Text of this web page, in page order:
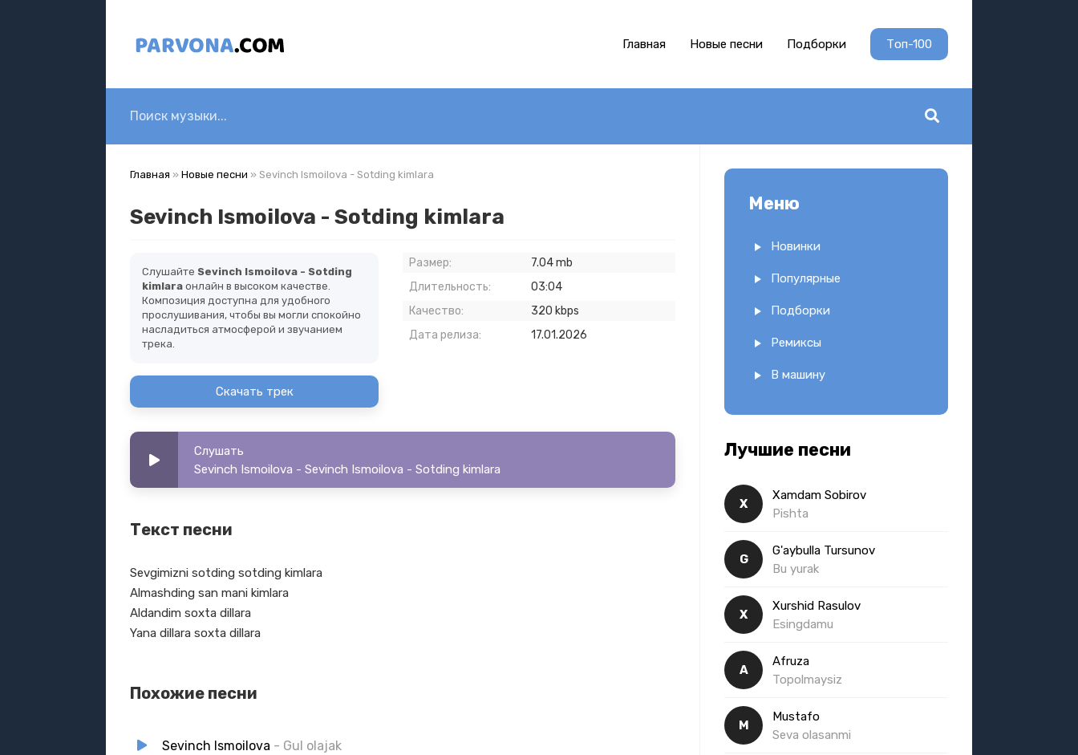
Главная Новые песни Подборки Топ-100
Главная » Новые песни » Sevinch Ismoilova - Sotding kimlara
Sevinch Ismoilova - Sotding kimlara
Слушайте Sevinch Ismoilova - Sotding
kimlara онлайн в высоком качестве.
Композиция доступна для удобного
прослушивания, чтобы вы могли спокойно
насладиться атмосферой и звучанием
трека.
Скачать трек
Размер:
7.04 mb
Длительность:
03:04
Качество:
320 kbps
Дата релиза:
17.01.2026
Слушать
Sevinch Ismoilova - Sevinch Ismoilova - Sotding kimlara
Текст песни
Sevgimizni sotding sotding kimlara
Almashding san mani kimlara
Aldandim soxta dillara
Yana dillara soxta dillara
Похожие песни
Sevinch Ismoilova - Gul olajak
Меню
Новинки
Популярные
Подборки
Ремиксы
В машину
Лучшие песни
X
Xamdam Sobirov
Pishta
G
G'aybulla Tursunov
Bu yurak
X
Xurshid Rasulov
Esingdamu
A
Afruza
Topolmaysiz
M
Mustafo
Seva olasanmi